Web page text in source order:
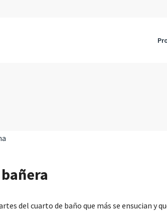
del cuarto de baño que más se ensucian y